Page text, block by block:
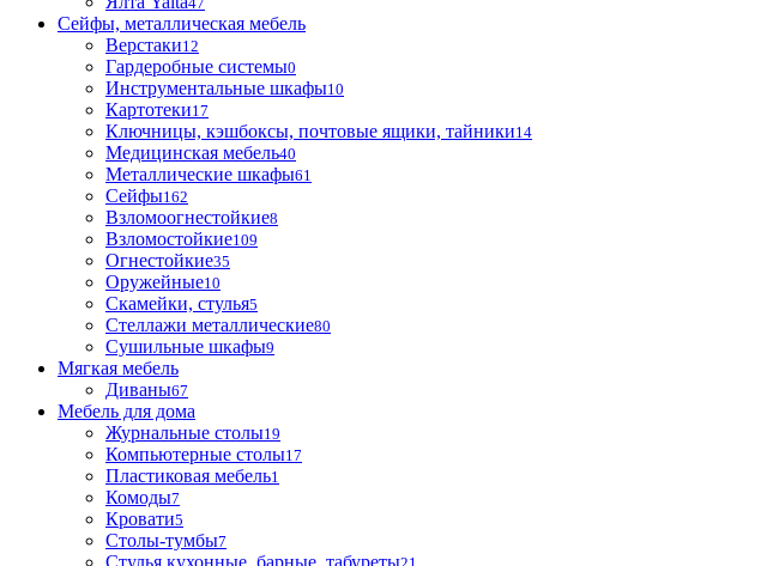
Сейфы, металлическая мебель
Верстаки12
Гардеробные системы0
Инструментальные шкафы10
Картотеки17
Ключницы, кэшбоксы, почтовые ящики, тайники14
Медицинская мебель40
Металлические шкафы61
Сейфы162
Взломоогнестойкие8
Взломостойкие109
Огнестойкие35
Оружейные10
Скамейки, стулья5
Стеллажи металлические80
Сушильные шкафы9
Мягкая мебель
Диваны67
Мебель для дома
Журнальные столы19
Компьютерные столы17
Пластиковая мебель1
Комоды7
Кровати5
Столы-тумбы7
Стулья кухонные, барные, табуреты